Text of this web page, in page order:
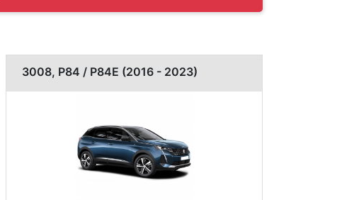
3008, P84 / P84E (2016 - 2023)